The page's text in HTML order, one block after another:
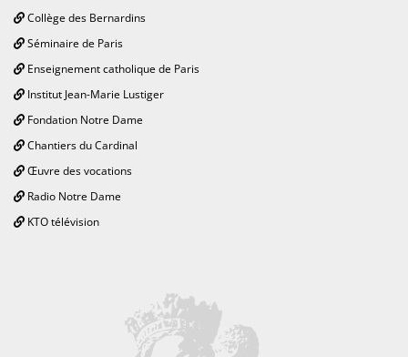
Collège des Bernardins
Séminaire de Paris
Enseignement catholique de Paris
Institut Jean-Marie Lustiger
Fondation Notre Dame
Chantiers du Cardinal
Œuvre des vocations
Radio Notre Dame
KTO télévision